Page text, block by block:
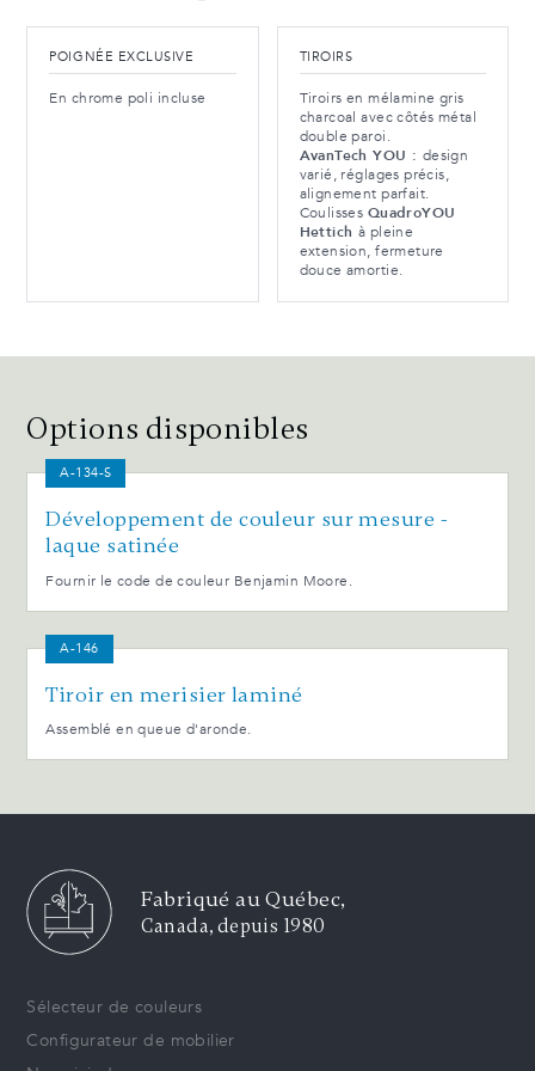
POIGNÉE EXCLUSIVE
En chrome poli incluse
TIROIRS
Tiroirs en mélamine gris
charcoal avec côtés métal
double paroi.
AvanTech YOU : design
varié, réglages précis,
alignement parfait.
Coulisses QuadroYOU
Hettich à pleine
extension, fermeture
douce amortie.
Options disponibles
A-134-S
Développement de couleur sur mesure -
laque satinée
Fournir le code de couleur Benjamin Moore.
A-146
Tiroir en merisier laminé
Assemblé en queue d'aronde.
Fabriqué au Québec,
Canada, depuis 1980
Sélecteur de couleurs
Configurateur de mobilier